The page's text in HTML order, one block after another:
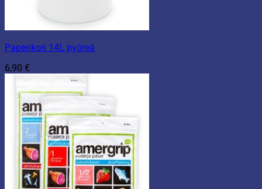
Paperikori 14L pyöreä
6,90 €